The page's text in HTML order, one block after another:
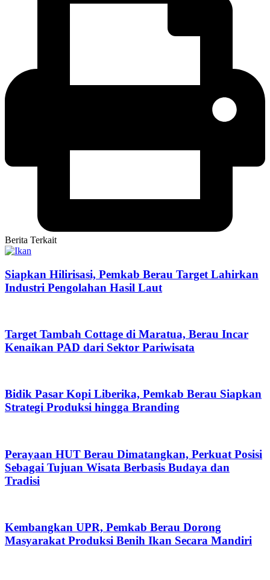
Berita Terkait
Siapkan Hilirisasi, Pemkab Berau Target Lahirkan
Industri Pengolahan Hasil Laut
Target Tambah Cottage di Maratua, Berau Incar
Kenaikan PAD dari Sektor Pariwisata
Bidik Pasar Kopi Liberika, Pemkab Berau Siapkan
Strategi Produksi hingga Branding
Perayaan HUT Berau Dimatangkan, Perkuat Posisi
Sebagai Tujuan Wisata Berbasis Budaya dan
Tradisi
Kembangkan UPR, Pemkab Berau Dorong
Masyarakat Produksi Benih Ikan Secara Mandiri